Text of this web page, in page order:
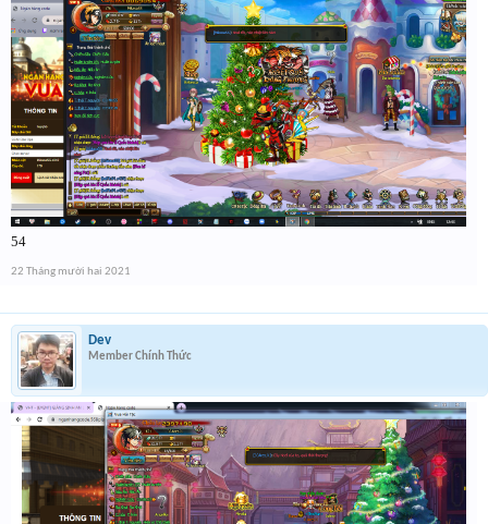
54
22 Tháng mười hai 2021
Dev
Member Chính Thức